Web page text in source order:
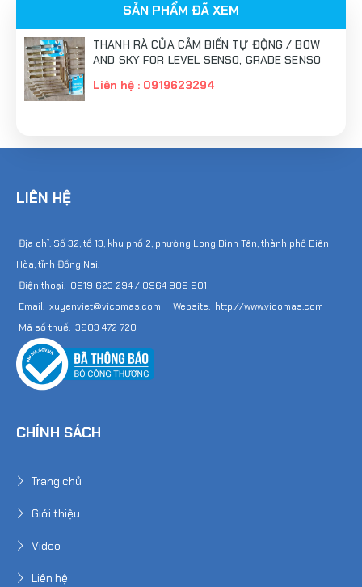
SẢN PHẨM ĐÃ XEM
THANH RÀ CỦA CẢM BIẾN TỰ ĐỘNG / BOW
AND SKY FOR LEVEL SENSO, GRADE SENSO
Liên hệ : 0919623294
LIÊN HỆ
Địa chỉ: Số 32, tổ 13, khu phố 2, phường Long Bình Tân, thành phố Biên
Hòa, tỉnh Đồng Nai.
Điện thoại: 0919 623 294 / 0964 909 901
Email: xuyenviet@vicomas.com Website: http://www.vicomas.com
Mã số thuế: 3603 472 720
CHÍNH SÁCH
Trang chủ
Giới thiệu
Video
Liên hệ